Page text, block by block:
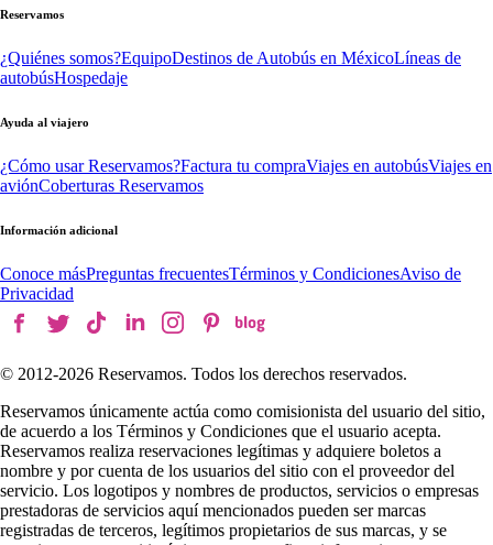
Reservamos
¿Quiénes somos?EquipoDestinos de Autobús en MéxicoLíneas de
autobúsHospedaje
Ayuda al viajero
¿Cómo usar Reservamos?Factura tu compraViajes en autobúsViajes en
aviónCoberturas Reservamos
Información adicional
Conoce másPreguntas frecuentesTérminos y CondicionesAviso de
Privacidad
© 2012-2026 Reservamos. Todos los derechos reservados.
Reservamos únicamente actúa como comisionista del usuario del sitio,
de acuerdo a los Términos y Condiciones que el usuario acepta.
Reservamos realiza reservaciones legítimas y adquiere boletos a
nombre y por cuenta de los usuarios del sitio con el proveedor del
servicio. Los logotipos y nombres de productos, servicios o empresas
prestadoras de servicios aquí mencionados pueden ser marcas
registradas de terceros, legítimos propietarios de sus marcas, y se